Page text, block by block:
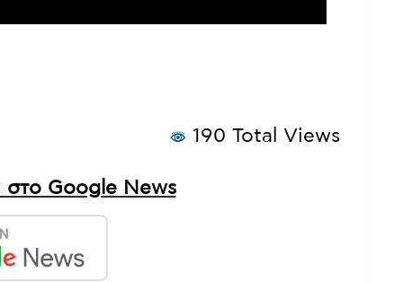
190 Total Views
στο Google News